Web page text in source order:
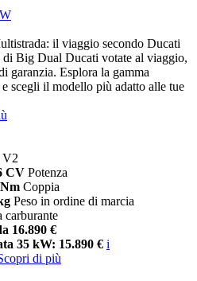
il viaggio secondo Ducati
Big Dual Ducati votate al viaggio,
garanzia. Esplora la gamma
scegli il modello più adatto alle tue
V2
CV Potenza
Coppia
Peso in ordine di marcia
carburante
16.890 €
35 kW: 15.890 € i
di più